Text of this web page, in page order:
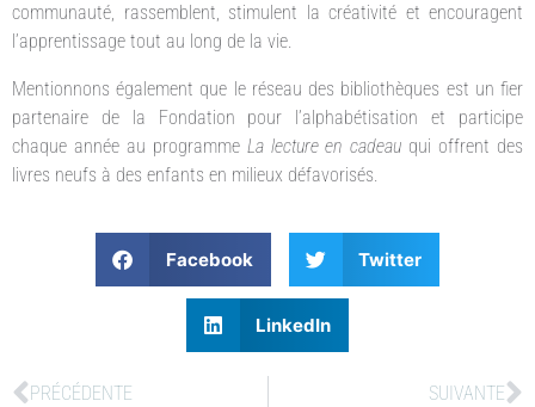
communauté, rassemblent, stimulent la créativité et encouragent
l’apprentissage tout au long de la vie.
Mentionnons également que le réseau des bibliothèques est un fier
partenaire de la Fondation pour l’alphabétisation et participe
chaque année au programme La lecture en cadeau qui offrent des
livres neufs à des enfants en milieux défavorisés.
Facebook Twitter
LinkedIn
PRÉCÉDENTE SUIVANTE